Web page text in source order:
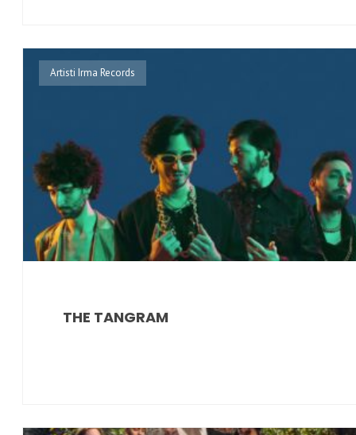
Artisti Irma Records
THE TANGRAM